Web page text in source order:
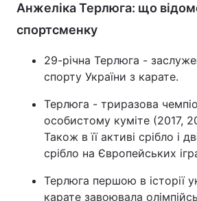
Анжеліка Терлюга: що
спортсменку
29-річна Терлюга -
спорту України з карате.
Терлюга - триразова
особистому куміте (2017,
Також в її активі срібло і
срібло на Європейських
Терлюга першою в історії
карате завоювала